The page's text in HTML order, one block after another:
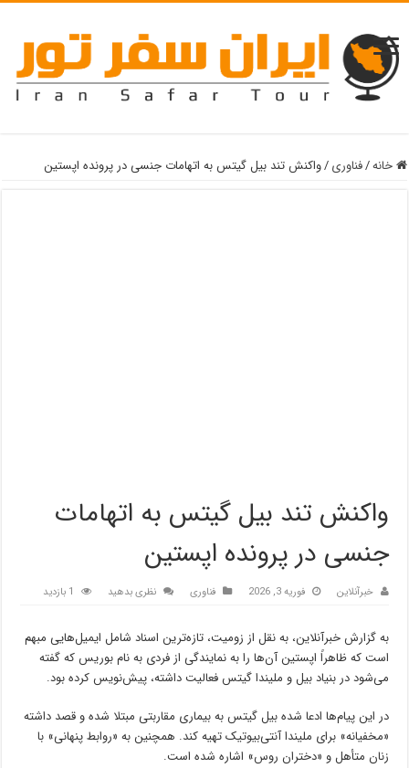
خانه/فناوری /واکنش تند بیل گیتس به اتهامات جنسی در پرونده اپستین
واکنش تند بیل گیتس به اتهامات
جنسی در پرونده اپستین
خبرآنلاین فوریه 3, 2026 فناوری نظری بدهید 1 بازدید
به گزارش خبرآنلاین، به نقل از زومیت، تازه‌ترین اسناد شامل ایمیل‌هایی مبهم
است که ظاهراً اپستین آن‌ها را به نمایندگی از فردی به نام بوریس که گفته
می‌شود در بنیاد بیل و ملیندا گیتس فعالیت داشته، پیش‌نویس کرده بود.
در این پیام‌ها ادعا شده بیل گیتس به بیماری مقاربتی مبتلا شده و قصد داشته
«مخفیانه» برای ملیندا آنتی‌بیوتیک تهیه کند. همچنین به «روابط پنهانی» با
زنان متأهل و «دختران روس» اشاره شده است.